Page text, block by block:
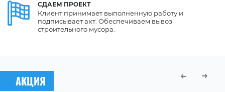
СДАЕМ ПРОЕКТ
Клиент принимает выполненную работу и
подписывает акт. Обеспечиваем вывоз
строительного мусора.
АКЦИЯ